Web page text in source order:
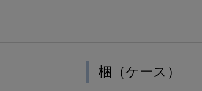
梱（ケース）